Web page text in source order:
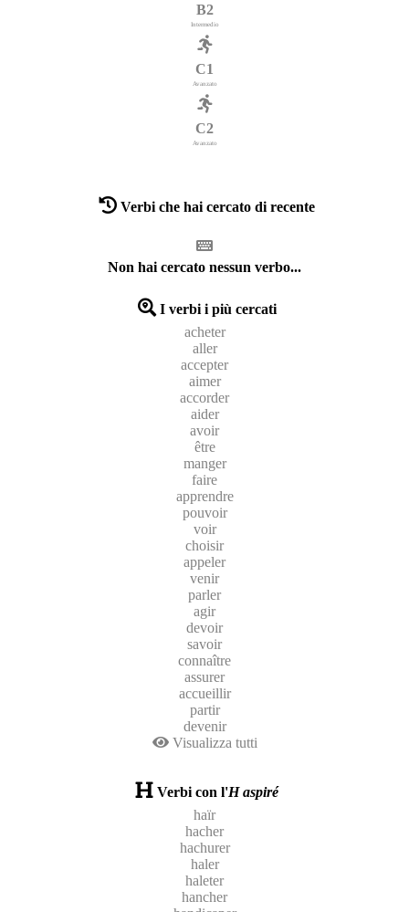
B2
Intermedio
C1
Avanzato
C2
Avanzato
Verbi che hai cercato di recente
Non hai cercato nessun verbo...
I verbi i più cercati
acheter
aller
accepter
aimer
accorder
aider
avoir
être
manger
faire
apprendre
pouvoir
voir
choisir
appeler
venir
parler
agir
devoir
savoir
connaître
assurer
accueillir
partir
devenir
Visualizza tutti
Verbi con l'H aspiré
haïr
hacher
hachurer
haler
haleter
hancher